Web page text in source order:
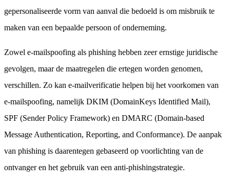
gepersonaliseerde vorm van aanval die bedoeld is om misbruik te
maken van een bepaalde persoon of onderneming.
Zowel e-mailspoofing als phishing hebben zeer ernstige juridische
gevolgen, maar de maatregelen die ertegen worden genomen,
verschillen. Zo kan e-mailverificatie helpen bij het voorkomen van
e-mailspoofing, namelijk DKIM (DomainKeys Identified Mail),
SPF (Sender Policy Framework) en DMARC (Domain-based
Message Authentication, Reporting, and Conformance). De aanpak
van phishing is daarentegen gebaseerd op voorlichting van de
ontvanger en het gebruik van een anti-phishingstrategie.